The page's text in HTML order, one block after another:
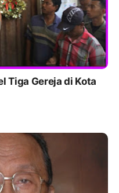
Tiga Gereja di Kota